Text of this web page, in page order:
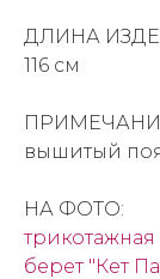
ДЛИНА
116 см
вышитый
НА ФОТО:
берет "Кет